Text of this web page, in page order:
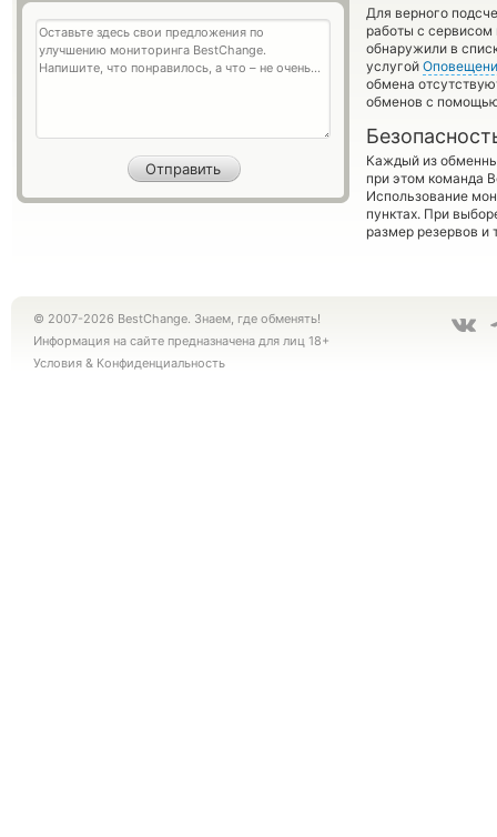
Для верного
работы с
обнаружили в
услугой
обмена
обменов с
Каждый из
при этом команда
Использование
пунктах. При
размер резервов и
© 2007-2026 BestChange. Знаем, где обменять!
Информация на сайте предназначена для лиц 18+
Условия & Конфиденциальность